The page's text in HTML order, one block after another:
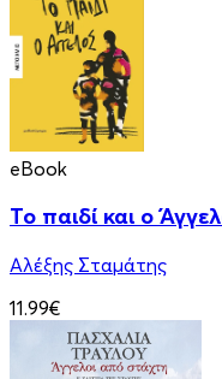
eBook
Το παιδί και ο
Αλέξης Σταμάτης
11.99€